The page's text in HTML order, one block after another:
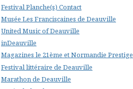
Festival Planche(s) Contact
Musée Les Franciscaines de Deauville
United Music of Deauville
inDeauville
Magazines le 21ème et Normandie Prestige
Festival littéraire de Deauville
Marathon de Deauville